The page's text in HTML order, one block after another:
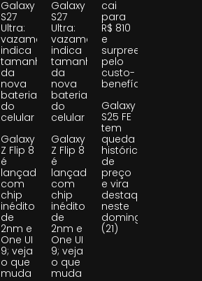
Galaxy
S27
Ultra:
vazamento
indica
tamanho
da
nova
bateria
do
celular
Galaxy
Z Flip 8
é
lançado
com
chip
inédito
de
2nm e
One UI
9; veja
o que
muda
Galaxy
S27
Ultra:
vazamento
indica
tamanho
da
nova
bateria
do
celular
Galaxy
Z Flip 8
é
lançado
com
chip
inédito
de
2nm e
One UI
9; veja
o que
muda
cai
para
R$ 810
e
surpreende
pelo
custo-
benefício
Galaxy
S25 FE
tem
queda
histórica
de
preço
e vira
destaque
neste
domingo
(21)